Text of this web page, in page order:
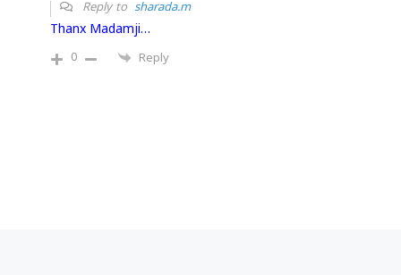
Reply to sharada.m
Thanx Madamji…
0 Reply